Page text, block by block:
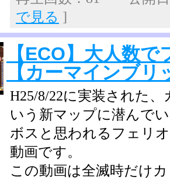
で見る ]
【ECO】大人数
【カーマインブリ
H25/8/22に実装された
いう新マップに潜んで
ボスと思われるフェリ
動画です。
この動画は全滅時だけ